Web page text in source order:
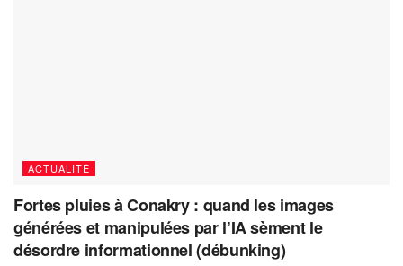
ACTUALITÉ
Fortes pluies à Conakry : quand les images
générées et manipulées par l’IA sèment le
désordre informationnel (débunking)